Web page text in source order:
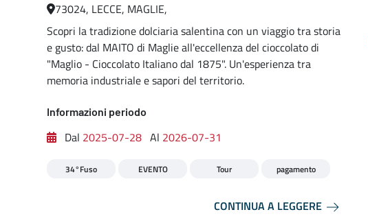
73024, LECCE, MAGLIE,
Scopri la tradizione dolciaria salentina con un viaggio tra storia
e gusto: dal MAITO di Maglie all'eccellenza del cioccolato di
"Maglio - Cioccolato Italiano dal 1875". Un'esperienza tra
memoria industriale e sapori del territorio.
Informazioni periodo
Dal 2025-07-28 Al 2026-07-31
34°Fuso EVENTO Tour pagamento
CONTINUA A LEGGERE